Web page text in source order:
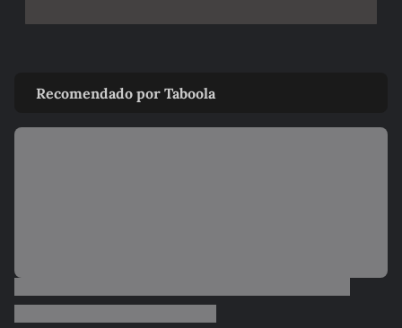
Recomendado por Taboola